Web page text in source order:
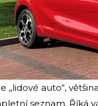
„lidové auto“,
seznam. Říká